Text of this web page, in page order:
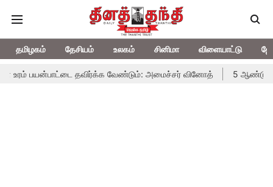
தமிழகம் தேசியம் உலகம் சினிமா விளையாட்டு
பயன்பாட்டை தவிர்க்க வேண்டும்: அமைச்சர் வினோத் 5 ஆண்டுகளுக்கு